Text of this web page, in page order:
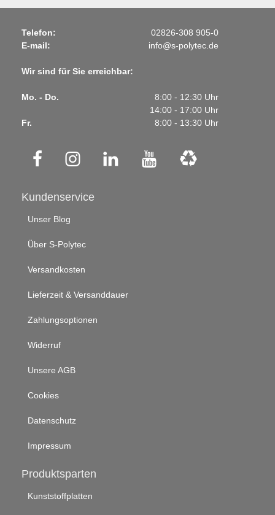
Telefon:
02826-308 905-0
E-mail:
info@s-polytec.de
Wir sind für Sie erreichbar:
Mo. - Do.
8:00 - 12:30 Uhr
14:00 - 17:00 Uhr
Fr.
8:00 - 13:30 Uhr
Kundenservice
Unser Blog
Über S-Polytec
Versandkosten
Lieferzeit & Versanddauer
Zahlungsoptionen
Widerruf
Unsere AGB
Cookies
Datenschutz
Impressum
Produktsparten
Kunststoffplatten